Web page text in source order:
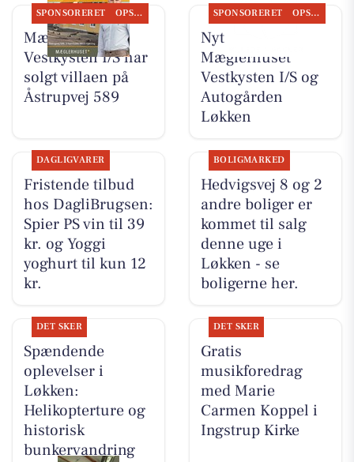
SPONSORERET OPSLAGSTAVLEN
Mæglerhuset
Vestkysten I/S har
solgt villaen på
Åstrupvej 589
SPONSORERET OPSLAGSTAVLEN
Nyt fra
Mæglerhuset
Vestkysten I/S og
Autogården
Løkken
DAGLIGVARER
Fristende tilbud
hos DagliBrugsen:
Spier PS vin til 39
kr. og Yoggi
yoghurt til kun 12
kr.
BOLIGMARKED
Hedvigsvej 8 og 2
andre boliger er
kommet til salg
denne uge i
Løkken - se
boligerne her.
DET SKER
Spændende
oplevelser i
Løkken:
Helikopterture og
historisk
bunkervandring
DET SKER
Gratis
musikforedrag
med Marie
Carmen Koppel i
Ingstrup Kirke